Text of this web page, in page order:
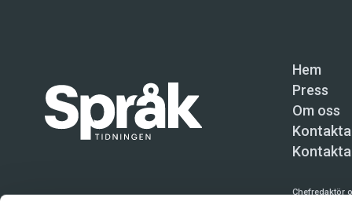
Hem
Press
Om oss
Chefredaktör